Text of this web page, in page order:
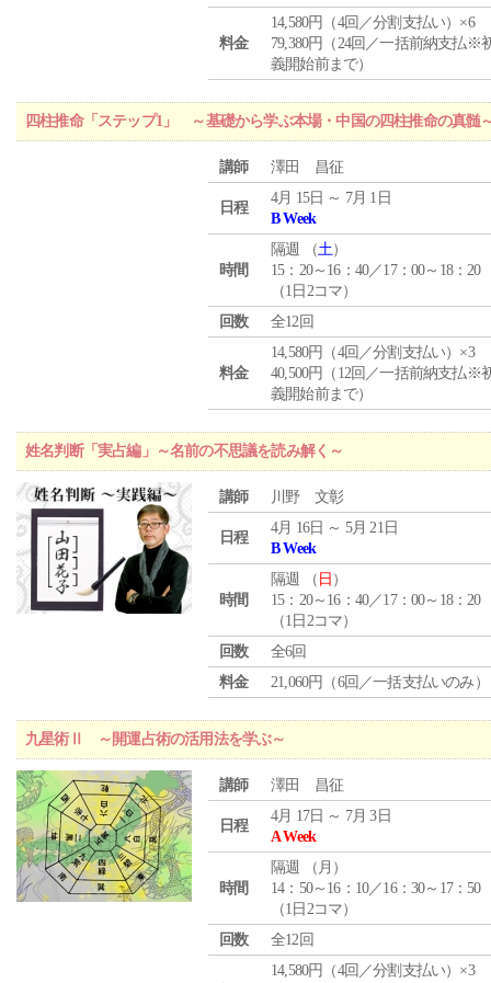
料金
14,580円（4回／分割支払い）×6
79,380円（24回／一括前納支払※
義開始前まで）
四柱推命「ステップ1」 ～基礎から学ぶ本場・中国の四柱推命の真髄
講師 澤田 昌征
日程
4月 15日 ～ 7月 1日
B Week
時間
隔週 （土）
15：20～16：40／17：00～18：20
（1日2コマ）
回数
全12回
料金
14,580円（4回／分割支払い）×3
40,500円（12回／一括前納支払※
義開始前まで）
姓名判断「実占編」～名前の不思議を読み解く～
講師 川野 文彰
日程
4月 16日 ～ 5月 21日
B Week
時間
隔週 （ 日 ）
15：20～16：40／17：00～18：20
（1日2コマ）
回数
全6回
料金
21,060円（6回／一括支払いのみ）
九星術Ⅱ ～開運占術の活用法を学ぶ～
講師 澤田 昌征
日程
4月 17日 ～ 7月 3日
A Week
時間
隔週 （ 月 ）
14：50～16：10／16：30～17：50
（1日2コマ）
回数
全12回
14,580円（4回／分割支払い）×3